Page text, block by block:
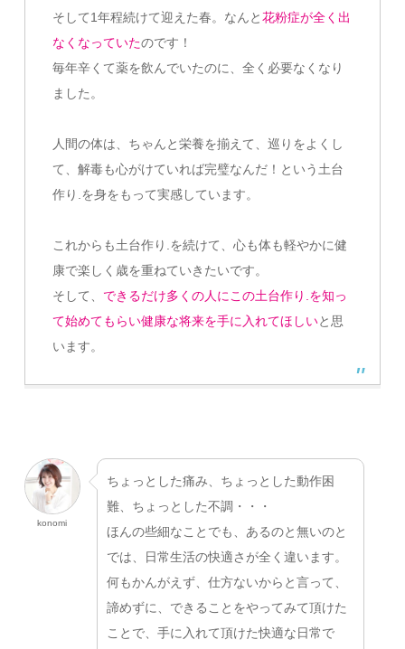
そして1年程続けて迎えた春。なんと花粉症が全く出
なくなっていたのです！
毎年辛くて薬を飲んでいたのに、全く必要なくなり
ました。
人間の体は、ちゃんと栄養を揃えて、巡りをよくし
て、解毒も心がけていれば完璧なんだ！という土台
作り.を身をもって実感しています。
これからも土台作り.を続けて、心も体も軽やかに健
康で楽しく歳を重ねていきたいです。
そして、 できるだけ多くの人にこの土台作り.を知っ
て始めてもらい健康な将来を手に入れてほしいと思
います。
konomi
ちょっとした痛み、ちょっとした動作困
難、ちょっとした不調・・・
ほんの些細なことでも、あるのと無いのと
では、日常生活の快適さが全く違います。
何もかんがえず、仕方ないからと言って、
諦めずに、できることをやってみて頂けた
ことで、手に入れて頂けた快適な日常で